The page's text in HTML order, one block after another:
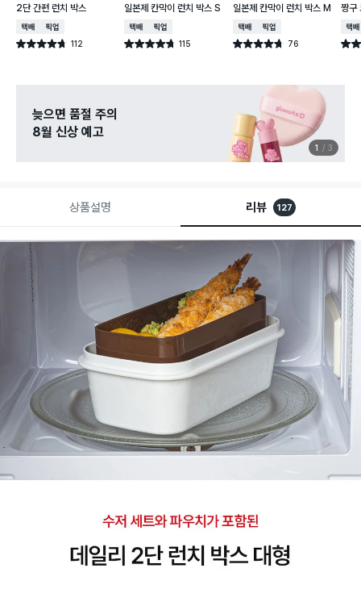
2단 간편 런치 박스
택배배송매장픽업
별점 4.7점 112
건 작성
일본제 칸막이 런치 박스 S
택배배송매장픽업
별점 4.7점 115
건 작성
일본제 칸막이 런치 박스 M
택배배송매장픽업
별점 4.7점 76
건 작성
짱구
택배
별점
늦으면 품절 주의
8월 신상 예고
1 3
상품설명 리뷰 127